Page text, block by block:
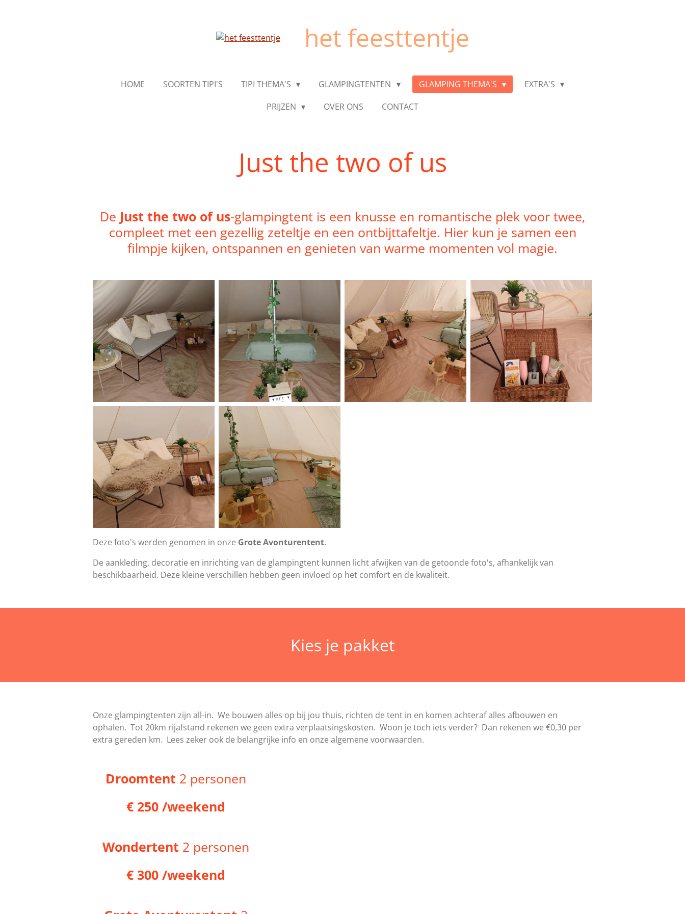
het feesttentje
HOME SOORTEN TIPI'S TIPI THEMA'S GLAMPINGTENTEN GLAMPING THEMA'S
EXTRA'S
PRIJZEN
OVER ONS CONTACT
Just the two of us
De Just the two of us-glampingtent is een knusse en romantische plek voor twee,
compleet met een gezellig zeteltje en een ontbijttafeltje. Hier kun je samen een
filmpje kijken, ontspannen en genieten van warme momenten vol magie.
Deze foto's werden genomen in onze Grote Avonturentent.
De aankleding, decoratie en inrichting van de glampingtent kunnen licht afwijken van de getoonde foto's, afhankelijk van
beschikbaarheid. Deze kleine verschillen hebben geen invloed op het comfort en de kwaliteit.
Kies je pakket
Onze glampingtenten zijn all-in. We bouwen alles op bij jou thuis, richten de tent in en komen achteraf alles afbouwen en
ophalen. Tot 20km rijafstand rekenen we geen extra verplaatsingskosten. Woon je toch iets verder? Dan rekenen we €0,30 per
extra gereden km. Lees zeker ook de belangrijke info en onze algemene voorwaarden.
Droomtent 2 personen
€ 250 /weekend
Wondertent 2 personen
€ 300 /weekend